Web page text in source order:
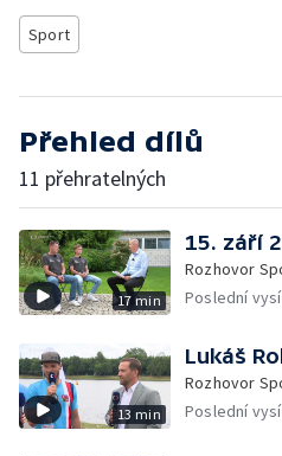
Sport
Přehled dílů
11 přehratelných
17 min
15. září
Rozhovor
Poslední
13 min
Lukáš
Rozhovor
Poslední